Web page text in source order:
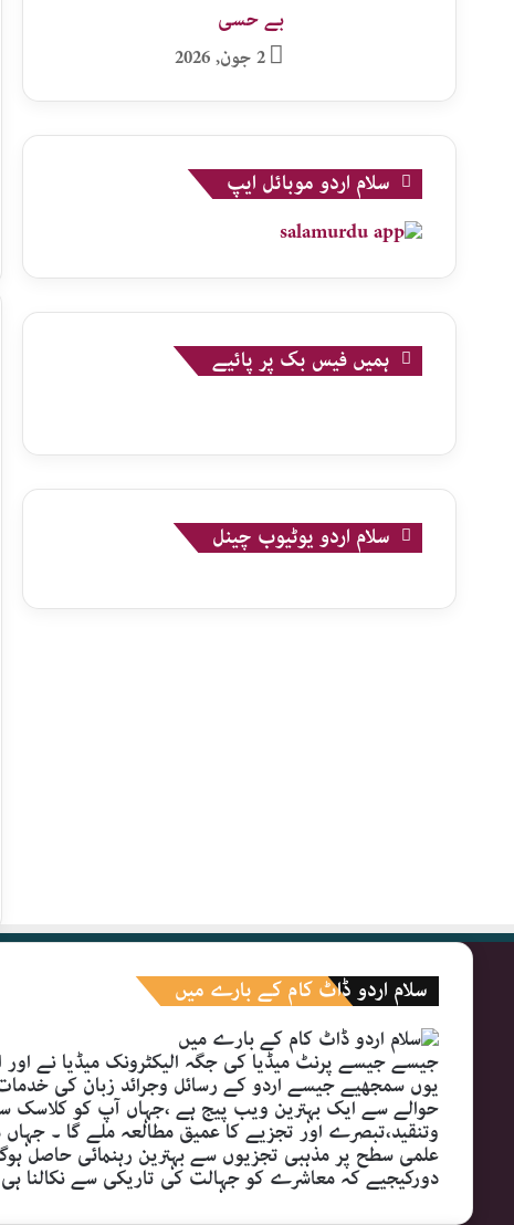
بے حسی
2 جون, 2026
سلام اردو موبائل ایپ
ہمیں فیس بک پر پائیے
سلام اردو یوٹیوب چینل
سلام اردو ڈاٹ کام کے بارے میں
جیسے جیسے پرنٹ میڈیا کی جگہ الیکٹرونک میڈیا نے
یوں سمجھیے جیسے اردو کے رسائل وجرائد زبان کی
حوالے سے ایک بہترین ویب پیج ہے ،جہاں آپ کو کلاسک
وتنقید،تبصرے اور تجزیے کا عمیق مطالعہ ملے گا ۔
علمی سطح پر مذہبی تجزیوں سے بہترین رہنمائی حاصل
دورکیجیے کہ معاشرے کو جہالت کی تاریکی سے نکالنا